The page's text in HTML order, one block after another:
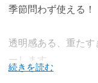
季節問わず使える！
透明感ある、重た
ーします。